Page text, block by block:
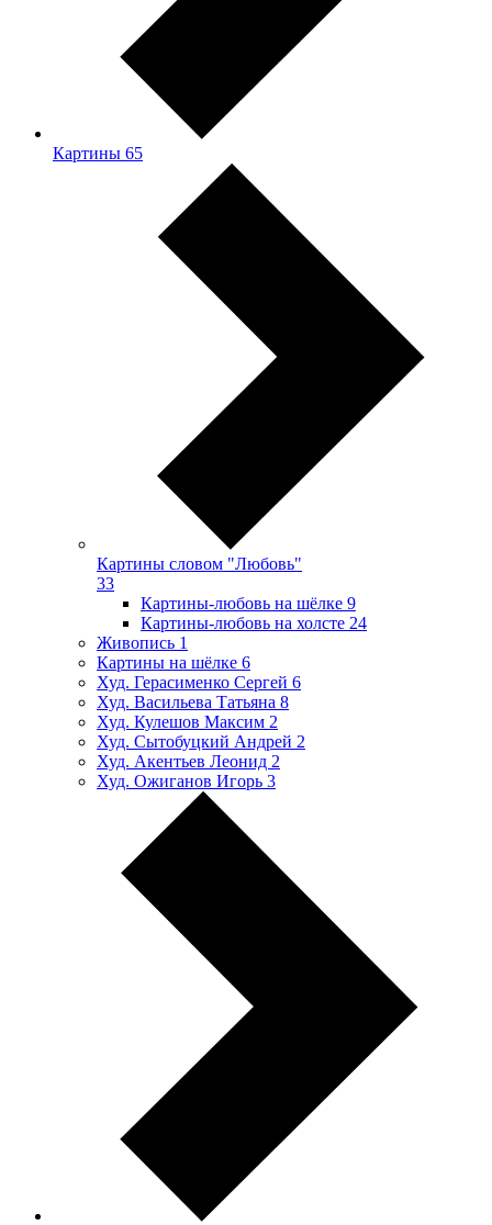
Картины 65
Картины словом "Любовь"
33
Картины-любовь на шёлке 9
Картины-любовь на холсте 24
Живопись 1
Картины на шёлке 6
Худ. Герасименко Сергей 6
Худ. Васильева Татьяна 8
Худ. Кулешов Максим 2
Худ. Сытобуцкий Андрей 2
Худ. Акентьев Леонид 2
Худ. Ожиганов Игорь 3